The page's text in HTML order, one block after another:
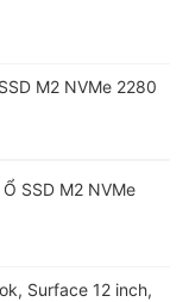
M2 NVMe 2280
SSD M2 NVMe
Surface 12 inch,